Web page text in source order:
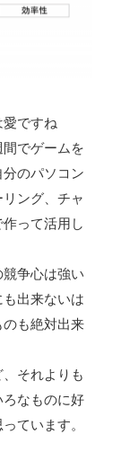
ですね
間でゲームを
のパソコン
ング、チャ
って活用し
争心は強い
出来ないは
も絶対出来
それよりも
なものに好
ています。